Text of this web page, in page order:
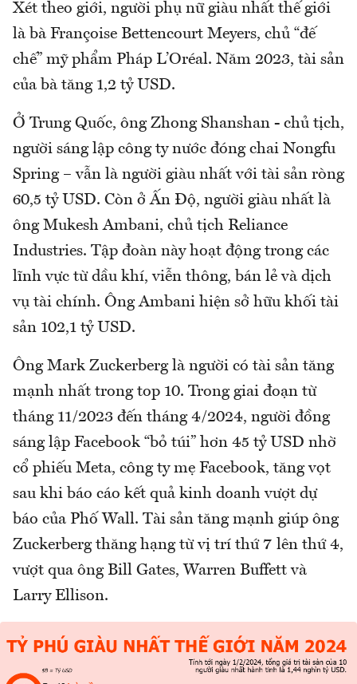
Xét theo giới, người phụ nữ giàu nhất thế giới
là bà Françoise Bettencourt Meyers, chủ “đế
chế” mỹ phẩm Pháp L’Oréal. Năm 2023, tài sản
của bà tăng 1,2 tỷ USD.
Ở Trung Quốc, ông Zhong Shanshan - chủ tịch,
người sáng lập công ty nước đóng chai Nongfu
Spring – vẫn là người giàu nhất với tài sản ròng
60,5 tỷ USD. Còn ở Ấn Độ, người giàu nhất là
ông Mukesh Ambani, chủ tịch Reliance
Industries. Tập đoàn này hoạt động trong các
lĩnh vực từ dầu khí, viễn thông, bán lẻ và dịch
vụ tài chính. Ông Ambani hiện sở hữu khối tài
sản 102,1 tỷ USD.
Ông Mark Zuckerberg là người có tài sản tăng
mạnh nhất trong top 10. Trong giai đoạn từ
tháng 11/2023 đến tháng 4/2024, người đồng
sáng lập Facebook “bỏ túi” hơn 45 tỷ USD nhờ
cổ phiếu Meta, công ty mẹ Facebook, tăng vọt
sau khi báo cáo kết quả kinh doanh vượt dự
báo của Phố Wall. Tài sản tăng mạnh giúp ông
Zuckerberg thăng hạng từ vị trí thứ 7 lên thứ 4,
vượt qua ông Bill Gates, Warren Buffett và
Larry Ellison.